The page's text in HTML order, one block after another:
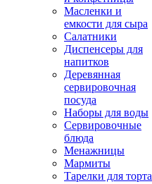
Масленки и
емкости для сыра
Салатники
Диспенсеры для
напитков
Деревянная
сервировочная
посуда
Наборы для воды
Сервировочные
блюда
Менажницы
Мармиты
Тарелки для торта